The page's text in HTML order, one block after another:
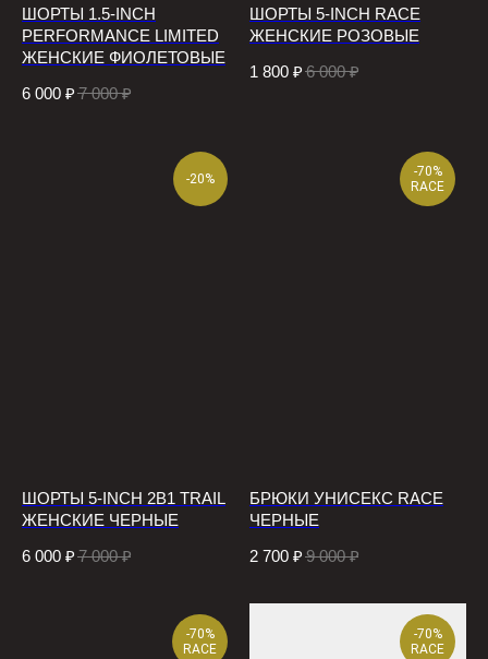
ШОРТЫ 1.5-INCH
PERFORMANCE LIMITED
ЖЕНСКИЕ ФИОЛЕТОВЫЕ
6 000 ₽ 7 000 ₽
ШОРТЫ 5-INCH RACE
ЖЕНСКИЕ РОЗОВЫЕ
1 800 ₽ 6 000 ₽
-20%
ШОРТЫ 5-INCH 2В1 TRAIL
ЖЕНСКИЕ ЧЕРНЫЕ
6 000 ₽ 7 000 ₽
-70%
RACE
БРЮКИ УНИСЕКС RACE
ЧЕРНЫЕ
2 700 ₽ 9 000 ₽
-70%
RACE
-70%
RACE